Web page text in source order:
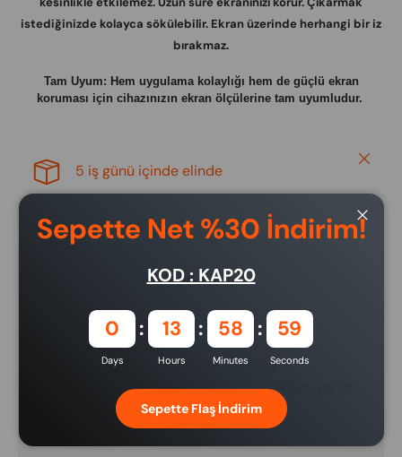
istediğinizde kolayca sökülebilir. Ekran üzerinde herhangi bir iz
bırakmaz.
Tam Uyum: Hem uygulama kolaylığı hem de güçlü ekran
koruması için cihazınızın ekran ölçülerine tam uyumludur.
5 iş günü içinde elinde
Close
Ödeme ve Güvenlik
Ödeme yöntemleri
Ödeme bilgileriniz güvenli bir şekilde
işlenmektedir. Kredi kartı bilgilerini saklamıyoruz
ve kredi kartı bilgilerinize erişimimiz
bulunmamaktadır.
Close
Sepette Net %30 İndirim!
KOD : KAP20
0
Days
13
Hours
58
Minutes
58
Seconds
Sepette Flaş İndirim